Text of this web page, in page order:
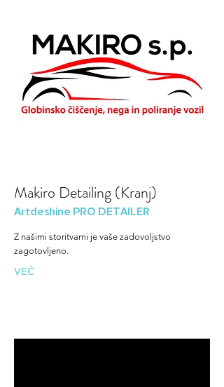
Makiro Detailing (Kranj)
Artdeshine PRO DETAILER
Z našimi storitvami je vaše zadovoljstvo
zagotovljeno.
VEČ